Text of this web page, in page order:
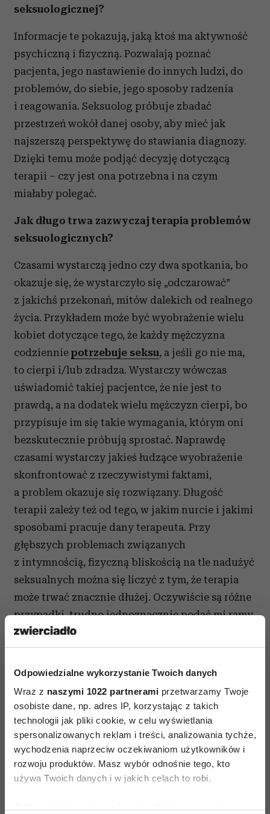
Odpowiedzialne wykorzystanie Twoich danych
Wraz z naszymi 1022 partnerami przetwarzamy Twoje
osobiste dane, np. adres IP, korzystając z takich
technologii jak pliki cookie, w celu wyświetlania
spersonalizowanych reklam i treści, analizowania tychże,
wychodzenia naprzeciw oczekiwaniom użytkowników i
rozwoju produktów. Masz wybór odnośnie tego, kto
używa Twoich danych i w jakich celach to robi.
seksuologicznej?
Informacje te pokazują, jaką ktoś ma aktywność
psychiczną i fizyczną. Pozwalają poznać
pacjenta, jego nastawienie do innych ludzi, do
problemów, do siebie, jego sposoby radzenia
i reagowania. Seksuolog próbuje zbadać
przestrzeń wokół danej osoby, aby mieć jak
najszerszą perspektywę do stawiania diagnozy.
Dzięki temu może podjąć decyzję dotyczącą
terapii – czy jest ona potrzebna i na czym
miałaby polegać.
Jak długo trwa zazwyczaj terapia problemów
seksuologicznych?
Czasami wystarczą jedno czy dwa spotkania, bo
okazuje się, że wystarczyło się „odczarować”
z jakichś przekonań, mitów dalekich od realnego
życia. Przykładem może być wyobrażenie wielu
kobiet dotyczące tego, że każdy mężczyzna
codziennie potrzebuje seksu, a jeśli go nie ma,
to cierpi i/lub zdradza. Wystarczy wówczas
uświadomić takiej pacjentce, że nie jest to
prawdą, a na dodatek wielu mężczyzn cierpi, bo
przypisuje im się takie wymagania, którym oni
bezskutecznie próbują sprostać. Naprawdę
czasami wystarczy jakieś łudzące wyobrażenie
skonfrontować z rzeczywistymi faktami,
a problem okazuje się rozwiązany. Długość
terapii zależy też od tego, w jakim nurcie i jakimi
sposobami pracuje dany terapeuta. Przy
głębszych problemach związanych
z intymnością, fizyczną bliskością na tle nadużyć
seksualnych można się liczyć z tym, że terapia
może trwać znacznie dłużej. Oczywiście są różne
przypadki, trudno jednoznacznie podać mi ramy
czasowe. Czas trwania terapii określa terapeuta-
pacjent, problem i nurt, w którym specjalista
pracuje. Znaczącą rolę odgrywają tu też
u seksuologa, edukatora seksualnego,
psychosekuologa są płatne i ich koszt to
przedział 130–250 zł.
Czy są miejsca, gdzie pacjent może skorzystać
bezpłatnie z pomocy seksuologa?
Jeżeli chodzi o lekarza seksuologa, warto o to